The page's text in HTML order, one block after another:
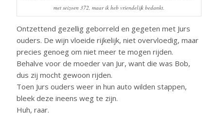
met seizoen 372, maar ik heb vriendelijk bedankt.
Ontzettend gezellig geborreld en gegeten met Jurs
ouders. De wijn vloeide rijkelijk, niet overvloedig, maar
precies genoeg om niet meer te mogen rijden.
Behalve voor de moeder van Jur, want die was Bob,
dus zij mocht gewoon rijden.
Toen Jurs ouders weer in hun auto wilden stappen,
bleek deze ineens weg te zijn.
Huh, raar.